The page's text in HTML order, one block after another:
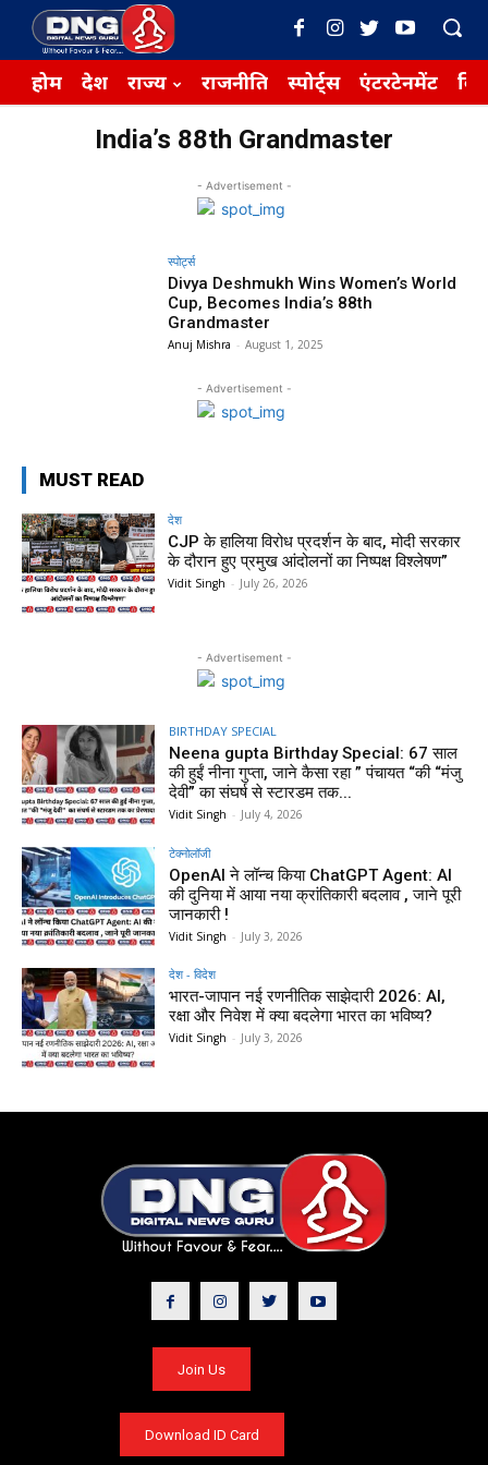
होम देश राज्य राजनीति स्पोर्ट्स एंटरटेनमेंट
India’s 88th Grandmaster
- Advertisement -
स्पोर्ट्स
Divya Deshmukh Wins Women’s World
Cup, Becomes India’s 88th
Grandmaster
Anuj Mishra - August 1, 2025
- Advertisement -
MUST READ
देश
CJP के हालिया विरोध प्रदर्शन के बाद, मोदी सरकार
के दौरान हुए प्रमुख आंदोलनों का निष्पक्ष विश्लेषण”
Vidit Singh - July 26, 2026
- Advertisement -
BIRTHDAY SPECIAL
Neena gupta Birthday Special: 67 साल
की हुईं नीना गुप्ता, जाने कैसा रहा ” पंचायत “की “मंजु
देवी” का संघर्ष से स्टारडम तक...
Vidit Singh - July 4, 2026
टेक्नोलॉजी
OpenAI ने लॉन्च किया ChatGPT Agent: AI
की दुनिया में आया नया क्रांतिकारी बदलाव , जाने पूरी
जानकारी !
Vidit Singh - July 3, 2026
देश - विदेश
भारत-जापान नई रणनीतिक साझेदारी 2026: AI,
रक्षा और निवेश में क्या बदलेगा भारत का भविष्य?
Vidit Singh - July 3, 2026
Join Us
Download ID Card